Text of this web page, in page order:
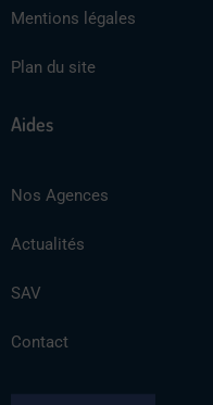
Mentions légales
Plan du site
Aides
Nos Agences
Actualités
SAV
Contact